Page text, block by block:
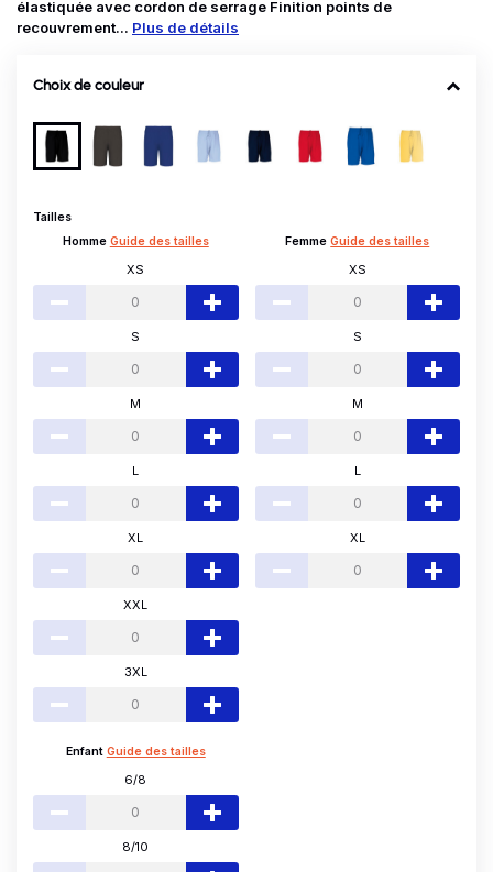
élastiquée avec cordon de serrage Finition points de
recouvrement... Plus de détails
Choix de couleur
Tailles
Homme Guide des tailles
XS
S
M
L
XL
XXL
3XL
Femme Guide des tailles
XS
S
M
L
XL
Enfant Guide des tailles
6/8
8/10